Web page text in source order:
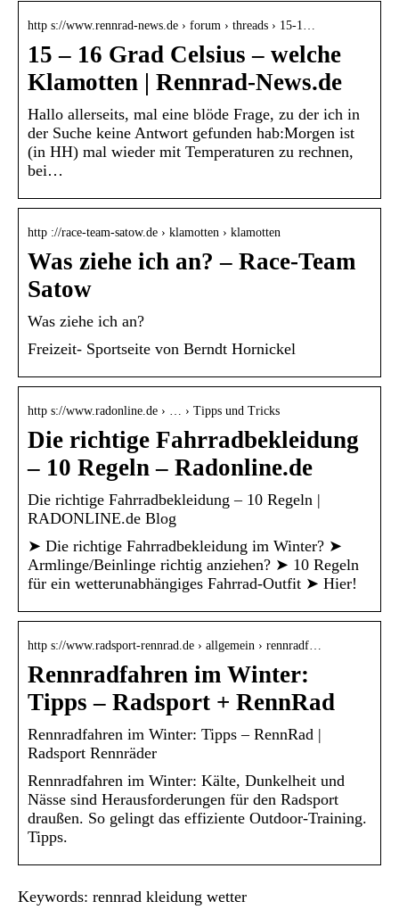
http s://www.rennrad-news.de › forum › threads › 15-1…
15 – 16 Grad Celsius – welche
Klamotten | Rennrad-News.de
Hallo allerseits, mal eine blöde Frage, zu der ich in
der Suche keine Antwort gefunden hab:Morgen ist
(in HH) mal wieder mit Temperaturen zu rechnen,
bei…
http ://race-team-satow.de › klamotten › klamotten
Was ziehe ich an? – Race-Team
Satow
Was ziehe ich an?
Freizeit- Sportseite von Berndt Hornickel
http s://www.radonline.de › … › Tipps und Tricks
Die richtige Fahrradbekleidung
– 10 Regeln – Radonline.de
Die richtige Fahrradbekleidung – 10 Regeln |
RADONLINE.de Blog
➤ Die richtige Fahrradbekleidung im Winter? ➤
Armlinge/Beinlinge richtig anziehen? ➤ 10 Regeln
für ein wetterunabhängiges Fahrrad-Outfit ➤ Hier!
http s://www.radsport-rennrad.de › allgemein › rennradf…
Rennradfahren im Winter:
Tipps – Radsport + RennRad
Rennradfahren im Winter: Tipps – RennRad |
Radsport Rennräder
Rennradfahren im Winter: Kälte, Dunkelheit und
Nässe sind Herausforderungen für den Radsport
draußen. So gelingt das effiziente Outdoor-Training.
Tipps.
Keywords: rennrad kleidung wetter